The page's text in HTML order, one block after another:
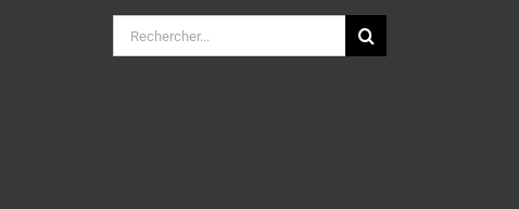
Rechercher: